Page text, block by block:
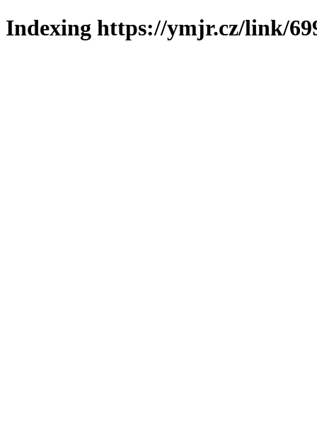
Indexing https://ymjr.cz/link/